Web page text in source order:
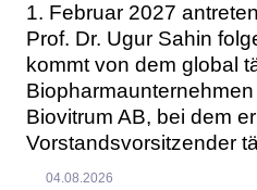
1. Februar 2027
Prof. Dr. Ugur Sahin
kommt von dem global
Biovitrum AB, bei dem
Vorstandsvorsitzender
04.08.2026